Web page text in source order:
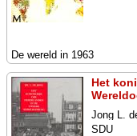
De wereld in 1963
Het
Jong L.
SDU